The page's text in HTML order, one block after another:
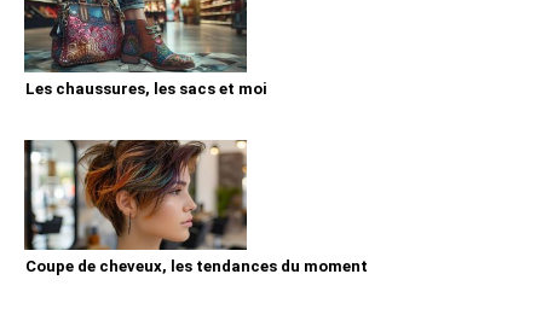
Les chaussures, les sacs et moi
Coupe de cheveux, les tendances du moment